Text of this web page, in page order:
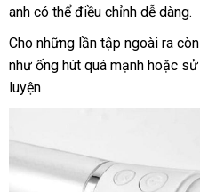
đâu
tốt
anh nhận
hàng
có thể điều chỉnh dễ dàng.
Cho sửa
chữa
những lần tập tốt
nhất
ngoài ra còn
như ống hút miễn
quá mạnh sản
hoặc
luyện